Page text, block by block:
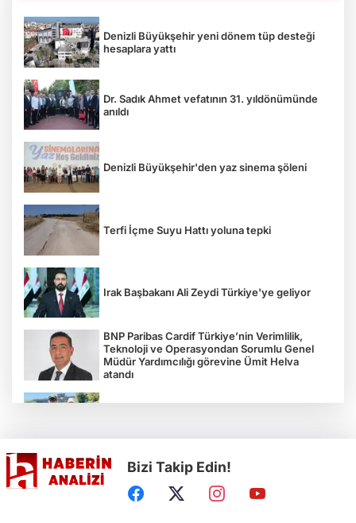
Denizli Büyükşehir yeni dönem tüp desteği
hesaplara yattı
Dr. Sadık Ahmet vefatının 31. yıldönümünde
anıldı
Denizli Büyükşehir'den yaz sinema şöleni
Terfi İçme Suyu Hattı yoluna tepki
Irak Başbakanı Ali Zeydi Türkiye'ye geliyor
BNP Paribas Cardif Türkiye’nin Verimlilik,
Teknoloji ve Operasyondan Sorumlu Genel
Müdür Yardımcılığı görevine Ümit Helva
atandı
Bizi Takip Edin!